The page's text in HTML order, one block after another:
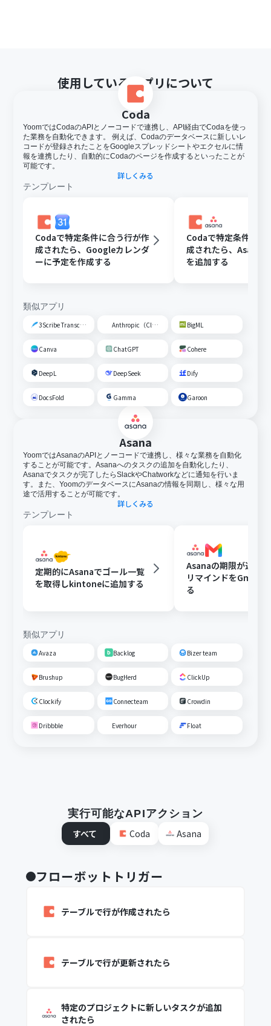
使用しているアプリについて
Coda
YoomではCodaのAPIとノーコードで連携し、API経由でCodaを使っ
た業務を自動化できます。 例えば、Codaのデータベースに新しいレ
コードが登録されたことをGoogleスプレッドシートやエクセルに情
報を連携したり、自動的にCodaのページを作成するといったことが
可能です。
詳しくみる
テンプレート
Codaで特定条件に合う行が作
成されたら、Googleカレンダ
ーに予定を作成する
Codaで特定条件に合
成されたら、Asana
を追加する
類似アプリ
3Scribe Transcription Anthropic（Claude） BigML
Canva ChatGPT Cohere
DeepL DeepSeek Dify
DocsFold Gamma Garoon
Asana
YoomではAsanaのAPIとノーコードで連携し、様々な業務を自動化
することが可能です。Asanaへのタスクの追加を自動化したり、
Asanaでタスクが完了したらSlackやChatworkなどに通知を行いま
す。また、YoomのデータベースにAsanaの情報を同期し、様々な用
途で活用することが可能です。
詳しくみる
テンプレート
定期的にAsanaでゴール一覧
を取得しkintoneに追加する
Asanaの期限が近い
リマインドをGmail
る
類似アプリ
Avaza Backlog Bizer team
Brushup BugHerd ClickUp
Clockify Connecteam Crowdin
Dribbble Everhour Float
実行可能なAPIアクション
すべて
Coda Asana
フローボットトリガー
テーブルで行が作成されたら
テーブルで行が更新されたら
特定のプロジェクトに新しいタスクが追加
されたら